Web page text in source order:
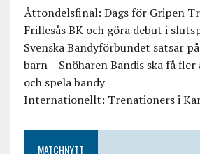
Åttondelsfinal: Dags för Gripen
Frillesås BK och göra debut i
Svenska Bandyförbundet satsar
barn – Snöharen Bandis ska få
och spela bandy
Internationellt: Trenationers i
MATCHNYTT